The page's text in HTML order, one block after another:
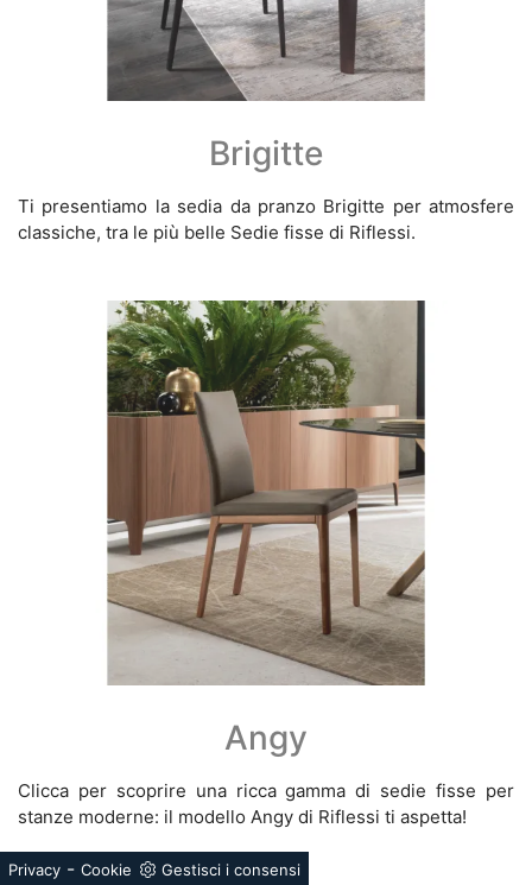
Privacy - Cookie Gestisci i consensi
Brigitte
Ti presentiamo la sedia da pranzo Brigitte per atmosfere
classiche, tra le più belle Sedie fisse di Riflessi.
Angy
Clicca per scoprire una ricca gamma di sedie fisse per
stanze moderne: il modello Angy di Riflessi ti aspetta!